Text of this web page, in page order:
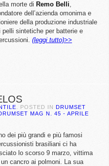
morte di Remo Belli,
dell’azienda omonima e
della produzione industriale
pelli sintetiche per batterie e
(leggi tutto)>>
. POSTED IN DRUMSET
MAG N. 45 - APRILE
dei più grandi e più famosi
brasiliani ci ha
lo scorso 9 marzo, vittima
cancro ai polmoni. La sua